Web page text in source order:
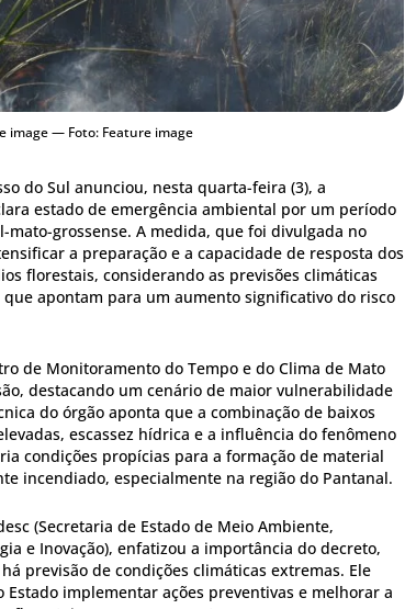
image — Foto: Feature image
do Sul anunciou, nesta quarta-feira (3), a
estado de emergência ambiental por um período
grossense. A medida, que foi divulgada no
a preparação e a capacidade de resposta dos
florestais, considerando as previsões climáticas
apontam para um aumento significativo do risco
de Monitoramento do Tempo e do Clima de Mato
destacando um cenário de maior vulnerabilidade
do órgão aponta que a combinação de baixos
escassez hídrica e a influência do fenômeno
condições propícias para a formação de material
incendiado, especialmente na região do Pantanal.
(Secretaria de Estado de Meio Ambiente,
e Inovação), enfatizou a importância do decreto,
previsão de condições climáticas extremas. Ele
implementar ações preventivas e melhorar a